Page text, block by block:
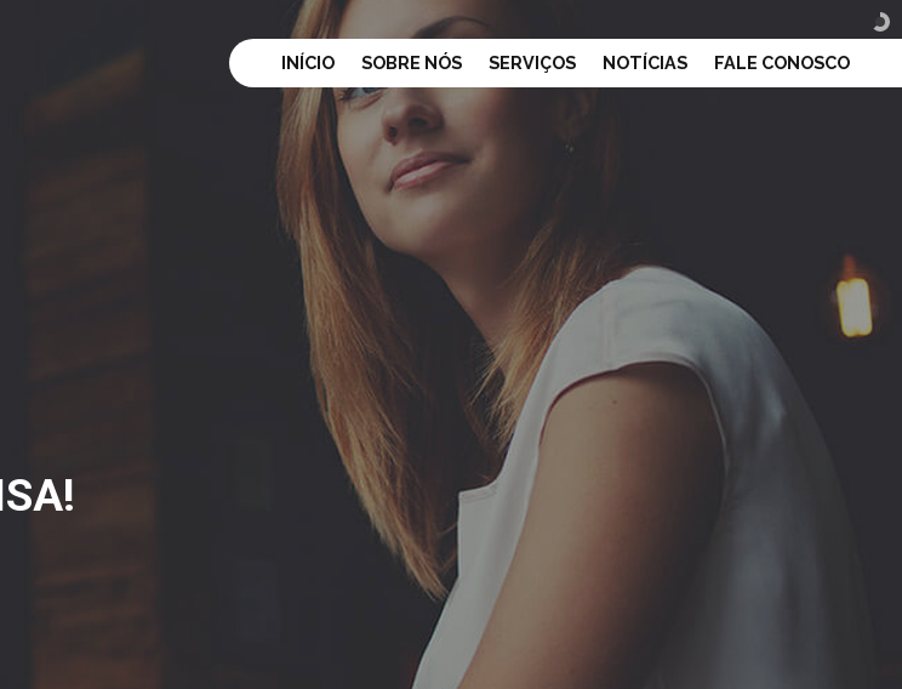
INÍCIO SOBRE NÓS SERVIÇOS NOTÍCIAS FALE CONOSCO